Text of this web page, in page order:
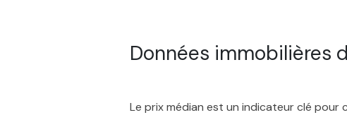
Données immobilières
Le prix médian est un indicateur clé pour